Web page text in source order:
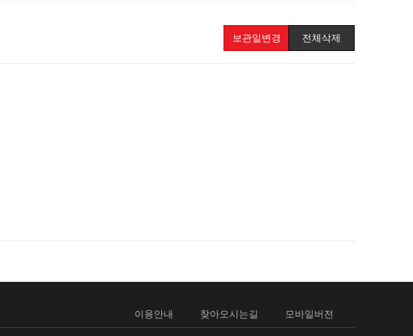
보관일변경 전체삭제
이용안내 찾아오시는길 모바일버전